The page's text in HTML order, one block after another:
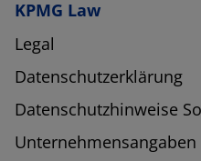
KPMG Law
Legal
Datenschutzerklärung
Datenschutzhinweise
Unternehmensangaben